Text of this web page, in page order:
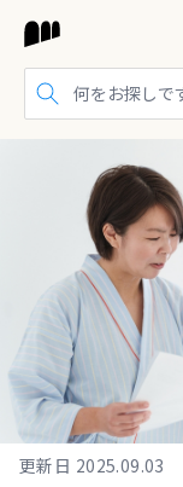
検索する
更新日 2025.09.03